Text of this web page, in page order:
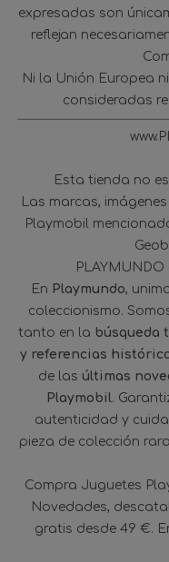
expresadas son
reflejan
Ni la Unión Europea
consideradas
Esta tienda no
Las marcas,
Playmobil
En Playmundo,
coleccionismo.
tanto en la búsqueda
y referencias
de las últimas
Playmobil.
autenticidad y
pieza de colección
Compra Juguetes
Novedades,
gratis desde 49 €.